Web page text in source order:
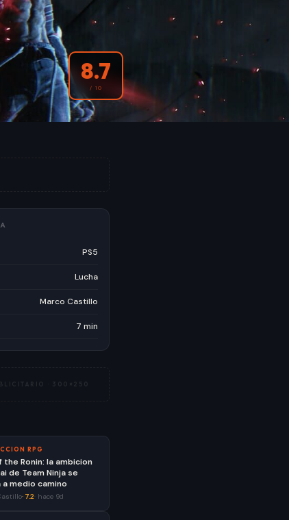
8.7
/ 10
PS5
Lucha
Marco Castillo
7 min
· 300×250
RPG
the Ronin: la ambicion
de Team Ninja se
a medio camino
· 7.2 hace 9d